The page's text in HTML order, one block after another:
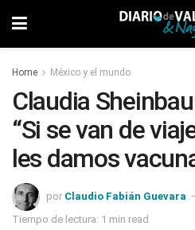
Home México y el mundo
Claudia
“Si se van de
les damos
por Claudio Fabián Guevara
Tiempo de lectura: 1 min read